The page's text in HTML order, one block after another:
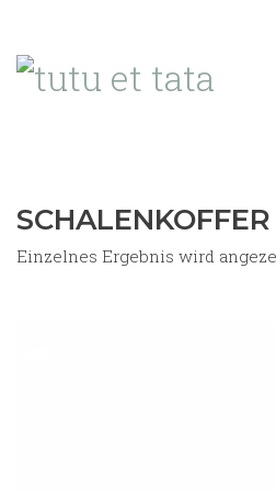
SCHALENKOFFER
Einzelnes Ergebnis wird